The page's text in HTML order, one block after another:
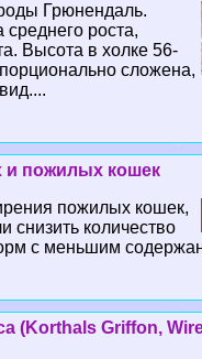
Грюнендаль.
роста,
Высота в холке 56-
сложена,
и пожилых кошек
пожилых кошек,
снизить количество
с меньшим
(Korthals Griffon,